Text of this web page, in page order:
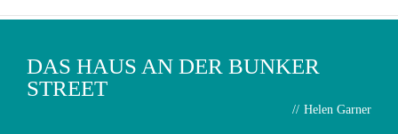
DAS HAUS AN DER BUNKER
STREET
// Helen Garner